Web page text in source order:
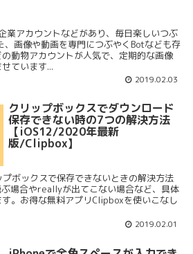
アカウントなどがあり、毎日楽しいつぶ
、画像や動画を専門につぶやくBotなども存
動物アカウントが人気で、定期的な画像
ています...
2019.02.03
クリップボックスでダウンロード
保存できない時の7つの解決方法
【iOS12/2020年最新
版/Clipbox】
プボックスで保存できないときの解決方法
場合やreallyが出てこない場合など、具体
。お得な無料アプリClipboxを使いこなし
2019.02.01